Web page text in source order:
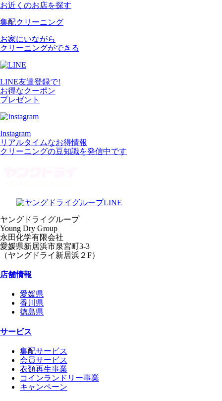
お近くのお店を探す
集配クリーニング
お家にいながら
クリーニングができる
LINE友達登録で!
お得なクーポン
プレゼント
Instagram
リアルタイムなお得情報
クリーニングの豆知識を発信中です
ヤングドライグループ
Young Dry Group
永田化学有限会社
愛媛県新居浜市泉宮町3-3
（ヤングドライ新居浜２F）
店舗情報
愛媛県
香川県
徳島県
サービス
集配サービス
会員サービス
衣類再生事業
コインランドリー事業
キャンペーン